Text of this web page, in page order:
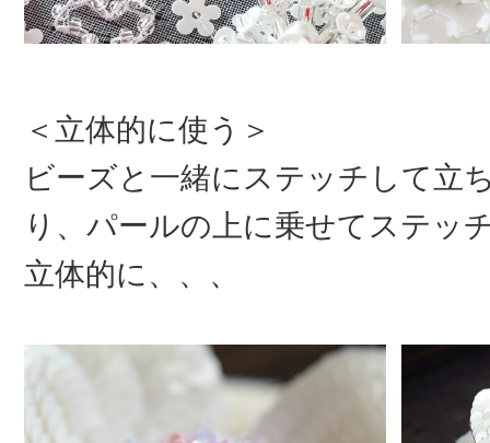
＜立体的に使う＞
ビーズと一緒にステッチして立
り、パールの上に乗せてステッ
立体的に、、、